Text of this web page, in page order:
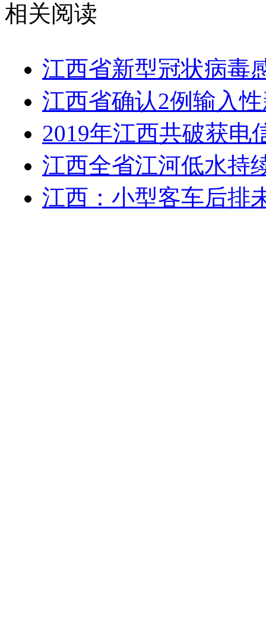
相关阅读
江西省新型冠状病毒
江西省确认2例输入
2019年江西共破获电
江西全省江河低水持
江西：小型客车后排